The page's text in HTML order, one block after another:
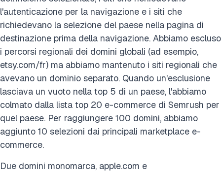
l'autenticazione per la navigazione e i siti che
richiedevano la selezione del paese nella pagina di
destinazione prima della navigazione. Abbiamo escluso
i percorsi regionali dei domini globali (ad esempio,
etsy.com/fr) ma abbiamo mantenuto i siti regionali che
avevano un dominio separato. Quando un'esclusione
lasciava un vuoto nella top 5 di un paese, l'abbiamo
colmato dalla lista top 20 e-commerce di Semrush per
quel paese. Per raggiungere 100 domini, abbiamo
aggiunto 10 selezioni dai principali marketplace e-
commerce.
Due domini monomarca, apple.com e